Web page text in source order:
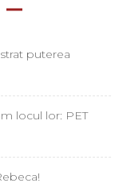
puterea
locul lor: PET